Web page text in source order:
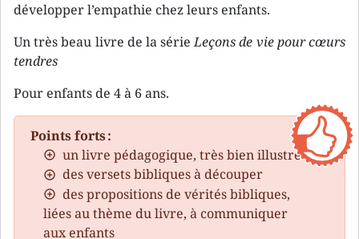
développer l’empathie chez leurs enfants.
Un très beau livre de la sérieLeçons de vie pour cœurs
tendres
Pour enfants de 4 à 6 ans.
Points forts :
un livre pédagogique, très bien illustré
des versets bibliques à découper
des propositions de vérités bibliques,
liées au thème du livre, à communiquer
aux enfants